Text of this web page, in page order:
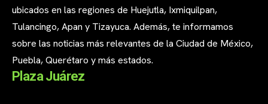
ubicados en las regiones de Huejutla, Ixmiquilpan,
Tulancingo, Apan y Tizayuca. Además, te informamos
sobre las noticias más relevantes de la Ciudad de México,
Puebla, Querétaro y más estados.
Plaza Juárez